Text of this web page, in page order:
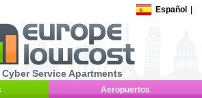
Español
Service Apartments
Aeropuertos